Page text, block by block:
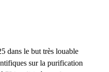
dans le but très louable
sur la purification